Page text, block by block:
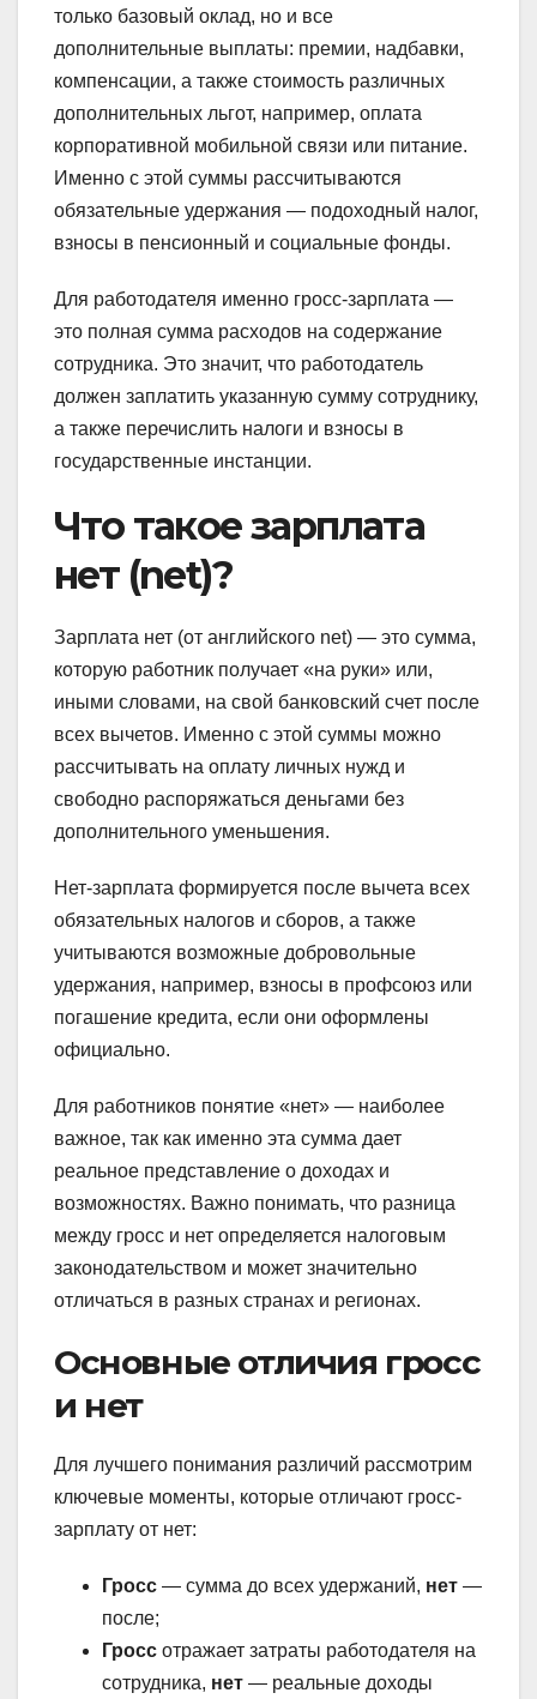
только базовый оклад, но и все
дополнительные выплаты: премии, надбавки,
компенсации, а также стоимость различных
дополнительных льгот, например, оплата
корпоративной мобильной связи или питание.
Именно с этой суммы рассчитываются
обязательные удержания — подоходный налог,
взносы в пенсионный и социальные фонды.
Для работодателя именно гросс-зарплата —
это полная сумма расходов на содержание
сотрудника. Это значит, что работодатель
должен заплатить указанную сумму сотруднику,
а также перечислить налоги и взносы в
государственные инстанции.
Что такое зарплата
нет (net)?
Зарплата нет (от английского net) — это сумма,
которую работник получает «на руки» или,
иными словами, на свой банковский счет после
всех вычетов. Именно с этой суммы можно
рассчитывать на оплату личных нужд и
свободно распоряжаться деньгами без
дополнительного уменьшения.
Нет-зарплата формируется после вычета всех
обязательных налогов и сборов, а также
учитываются возможные добровольные
удержания, например, взносы в профсоюз или
погашение кредита, если они оформлены
официально.
Для работников понятие «нет» — наиболее
важное, так как именно эта сумма дает
реальное представление о доходах и
возможностях. Важно понимать, что разница
между гросс и нет определяется налоговым
законодательством и может значительно
отличаться в разных странах и регионах.
Основные отличия гросс
и нет
Для лучшего понимания различий рассмотрим
ключевые моменты, которые отличают гросс-
зарплату от нет:
Гросс — сумма до всех удержаний, нет —
после;
Гросс отражает затраты работодателя на
сотрудника, нет — реальные доходы